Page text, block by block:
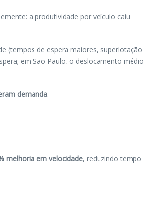
a produtividade por veículo caiu
(tempos de espera maiores, superlotação
em São Paulo, o deslocamento médio
demanda.
melhoria em velocidade, reduzindo tempo